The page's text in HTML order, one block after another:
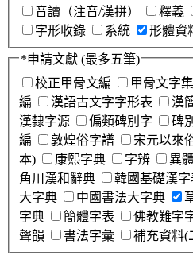
音讀（注音/漢拼）
釋義
字形收錄
系統 形體資
*申請文獻 (最多五筆)
校正甲骨文編
甲骨文字
編
漢語古文字字形表 漢
漢隸字源
偏類碑別字 碑
編
敦煌俗字譜 宋元以來
本)
康熙字典 字辨 異
角川漢和辭典
韓國基礎漢字
大字典
中國書法大字典
字典
簡體字表 佛教難字
聲韻
書法字彙 補充資料(